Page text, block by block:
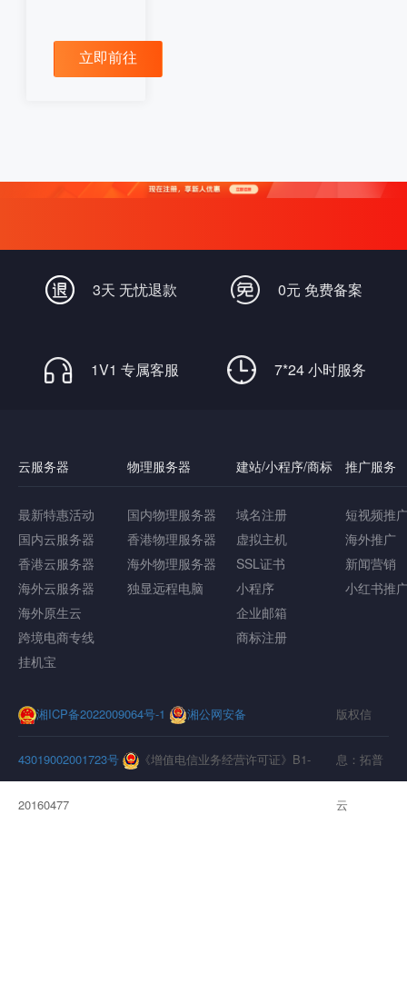
立即前往
3天 无忧退款 0元 免费备案
1V1 专属客服 7*24 小时服务
云服务器
最新特惠活动
国内云服务器
香港云服务器
海外云服务器
海外原生云
跨境电商专线
挂机宝
物理服务器
国内物理服务器
香港物理服务器
海外物理服务器
独显远程电脑
建站/小程序/商标
域名注册
虚拟主机
SSL证书
小程序
企业邮箱
商标注册
推广服务
短视频推
海外推广
新闻营销
小红书推
湘ICP备2022009064号-1 湘公网安备
43019002001723号 《增值电信业务经营许可证》B1-
20160477
版权信
息：拓普
云